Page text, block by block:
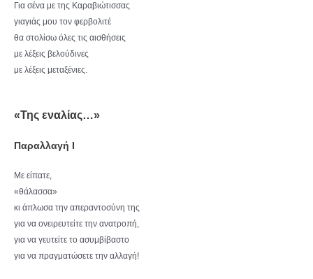
Για σένα με της Καραβιώτισσας
γιαγιάς μου τον φερβολιτέ
θα στολίσω όλες τις αισθήσεις
με λέξεις βελούδινες
με λέξεις μεταξένιες.
«Της εναλίας…»
Παραλλαγή I
Με είπατε,
«θάλασσα»
κι άπλωσα την απεραντοσύνη της
για να ονειρευτείτε την ανατροπή,
για να γευτείτε το ασυμβίβαστο
για να πραγματώσετε την αλλαγή!